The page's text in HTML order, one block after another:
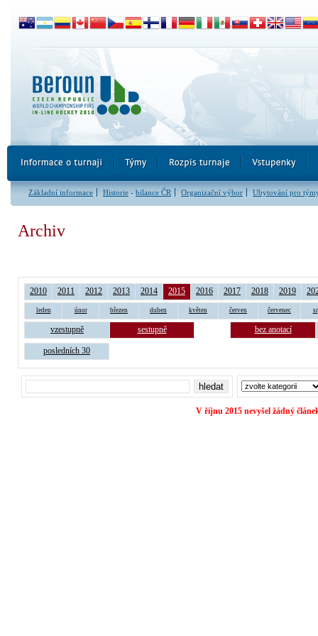
Základní informace Historie - bilance ČR Organizační výbor Ubytování pro
Archiv
2010 2011 2012 2013 2014 2015 2016 2017 2018 2019
leden únor březen duben květen červen červenec
vzestupně sestupně bez anotací
posledních 30
V říjnu 2015 nevyšel žádný